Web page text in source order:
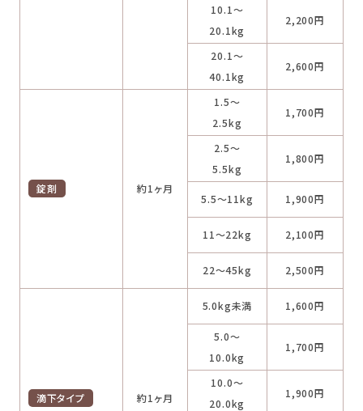
10.1～
20.1kg
2,200円
20.1～
40.1kg
2,600円
錠剤 約1ヶ月
1.5～
2.5kg
1,700円
2.5～
5.5kg
1,800円
5.5～11kg 1,900円
11～22kg 2,100円
22～45kg 2,500円
滴下タイプ 約1ヶ月
5.0kg未満 1,600円
5.0～
10.0kg
1,700円
10.0～
20.0kg
1,900円